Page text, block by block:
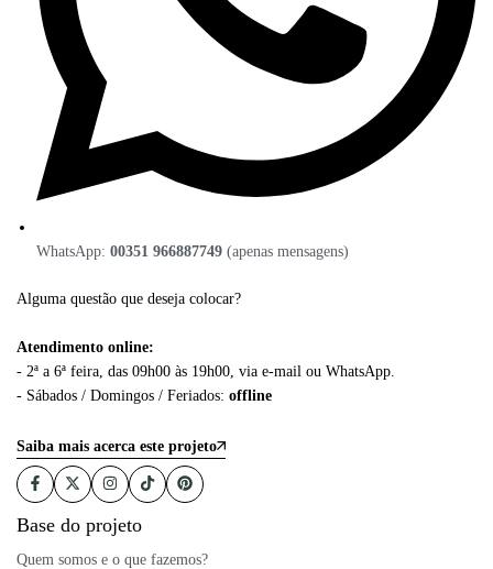
WhatsApp:00351 966887749 (apenas mensagens)
Alguma questão que deseja colocar?
Atendimento online:
- 2ª a 6ª feira, das 09h00 às 19h00, via e-mail ou WhatsApp.
- Sábados / Domingos / Feriados: offline
Saiba mais acerca este projeto
Base do projeto
Quem somos e o que fazemos?